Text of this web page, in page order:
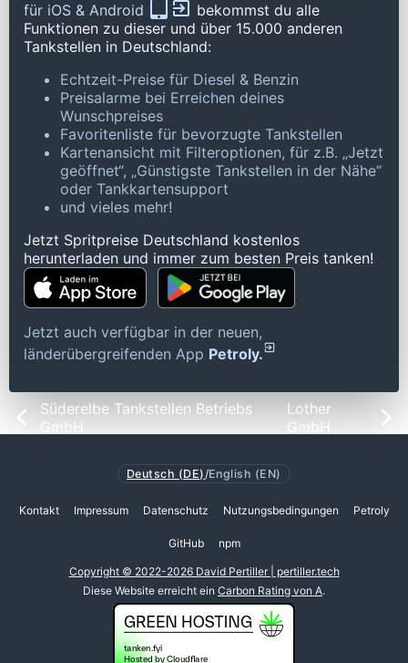
für iOS & Android
bekommst du alle
Funktionen zu dieser und über 15.000 anderen
Tankstellen in Deutschland:
Echtzeit-Preise für Diesel & Benzin
Preisalarme bei Erreichen deines
Wunschpreises
Favoritenliste für bevorzugte Tankstellen
Kartenansicht mit Filteroptionen, für z.B. „Jetzt
geöffnet“, „Günstigste Tankstellen in der Nähe“
oder Tankkartensupport
und vieles mehr!
Jetzt Spritpreise Deutschland kostenlos
herunterladen und immer zum besten Preis tanken!
Jetzt auch verfügbar in der neuen,
länderübergreifenden App Petroly.
Süderelbe Tankstellen Betriebs
GmbH
Lother
GmbH
Deutsch (DE) /English (EN)
Kontakt Impressum Datenschutz Nutzungsbedingungen Petroly
GitHub npm
Copyright © 2022-2026 David Pertiller | pertiller.tech
Diese Website erreicht ein Carbon Rating von A.